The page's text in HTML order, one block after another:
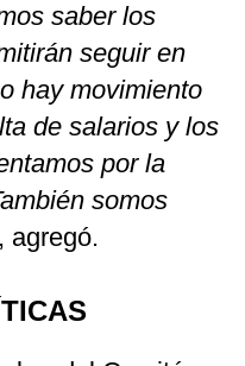
saber los
seguir en
hay movimiento
de salarios y los
por la
somos
agregó.